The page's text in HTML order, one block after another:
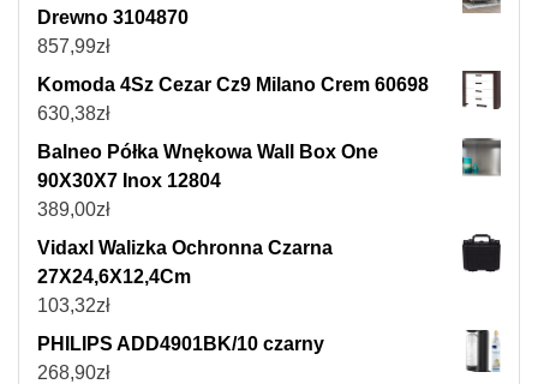
Drewno 3104870
857,99zł
Komoda 4Sz Cezar Cz9 Milano Crem 60698
630,38zł
Balneo Półka Wnękowa Wall Box One
90X30X7 Inox 12804
389,00zł
Vidaxl Walizka Ochronna Czarna
27X24,6X12,4Cm
103,32zł
PHILIPS ADD4901BK/10 czarny
268,90zł